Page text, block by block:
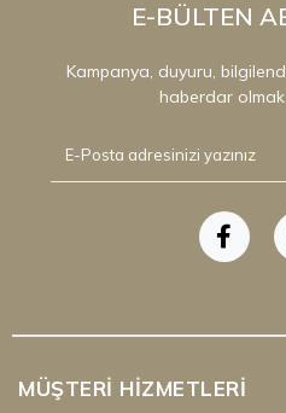
E-BÜLTEN
Kampanya, duyuru,
haberdar
MÜŞTERI HIZMETLERI